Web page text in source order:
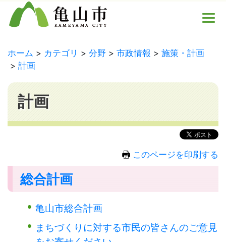
ホーム カテゴリ 分野 市政情報
施策・計画
計画
計画
このページを印刷する
総合計画
亀山市総合計画
まちづくりに対する市民の皆さんのご意見